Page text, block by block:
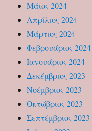
Μάιος 2024
Απρίλιος 2024
Μάρτιος 2024
Φεβρουάριος 2024
Ιανουάριος 2024
Δεκέμβριος 2023
Νοέμβριος 2023
Οκτώβριος 2023
Σεπτέμβριος 2023